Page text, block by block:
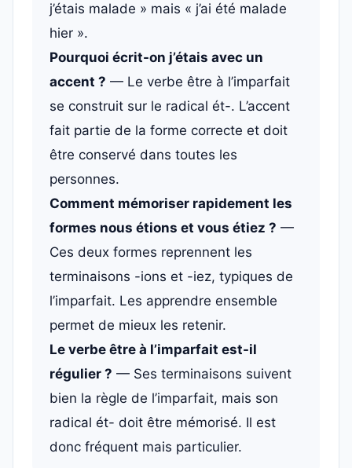
j’étais malade » mais « j’ai été malade
hier ».
Pourquoi écrit-on j’étais avec un
accent ? — Le verbe être à l’imparfait
se construit sur le radical ét-. L’accent
fait partie de la forme correcte et doit
être conservé dans toutes les
personnes.
Comment mémoriser rapidement les
formes nous étions et vous étiez ? —
Ces deux formes reprennent les
terminaisons -ions et -iez, typiques de
l’imparfait. Les apprendre ensemble
permet de mieux les retenir.
Le verbe être à l’imparfait est-il
régulier ? — Ses terminaisons suivent
bien la règle de l’imparfait, mais son
radical ét- doit être mémorisé. Il est
donc fréquent mais particulier.